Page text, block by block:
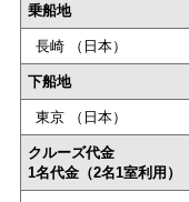
乗船地
長崎 （日本）
下船地
東京 （日本）
クルーズ代金
1名代金（2名1室利用）